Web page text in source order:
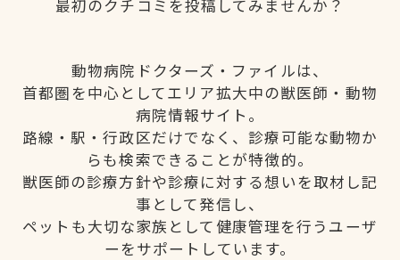
最初のクチコミを投稿してみませんか？
動物病院ドクターズ・ファイルは、
首都圏を中心としてエリア拡大中の獣医師・動物
病院情報サイト。
路線・駅・行政区だけでなく、診療可能な動物か
らも検索できることが特徴的。
獣医師の診療方針や診療に対する想いを取材し記
事として発信し、
ペットも大切な家族として健康管理を行うユーザ
ーをサポートしています。